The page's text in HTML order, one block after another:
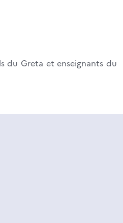
du Greta et enseignants du